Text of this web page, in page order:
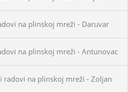
na plinskoj mreži - Daruvar
na plinskoj mreži - Antunovac
radovi na plinskoj mreži - Zoljan